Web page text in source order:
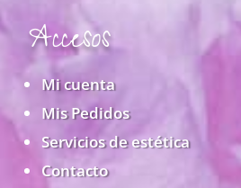
Accesos
Mi cuenta
Mis Pedidos
Servicios de estética
Contacto